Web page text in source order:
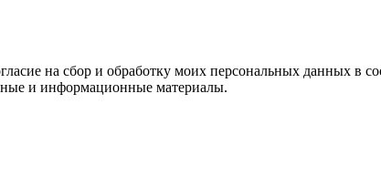
на сбор и обработку моих персональных данных в
и информационные материалы.